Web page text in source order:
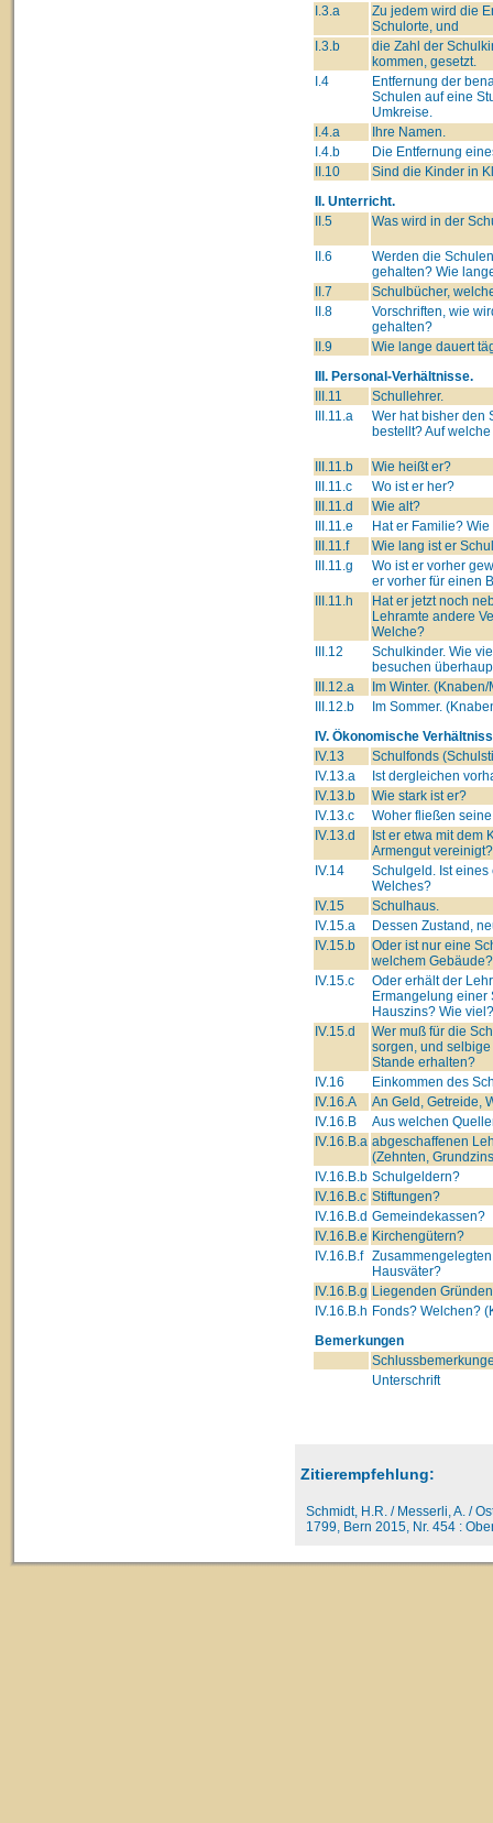
I.3.a
Zu jedem wird die
Schulorte, und
I.3.b
die Zahl der
kommen, gesetzt.
I.4
Entfernung der
Schulen auf eine
Umkreise.
I.4.a
Ihre Namen.
I.4.b
Die Entfernung
II.10
Sind die Kinder in
II. Unterricht.
II.5
Was wird in der
II.6
Werden die
gehalten? Wie
II.7
Schulbücher,
II.8
Vorschriften, wie
gehalten?
II.9
Wie lange dauert
III. Personal-Verhältnisse.
III.11
Schullehrer.
III.11.a
Wer hat bisher den
bestellt? Auf
III.11.b
Wie heißt er?
III.11.c
Wo ist er her?
III.11.d
Wie alt?
III.11.e
Hat er Familie?
III.11.f
Wie lang ist er
III.11.g
Wo ist er vorher
er vorher für einen
III.11.h
Hat er jetzt noch
Lehramte andere
Welche?
III.12
Schulkinder. Wie
besuchen
III.12.a
Im Winter.
III.12.b
Im Sommer.
IV. Ökonomische
IV.13
Schulfonds
IV.13.a
Ist dergleichen
IV.13.b
Wie stark ist er?
IV.13.c
Woher fließen
IV.13.d
Ist er etwa mit dem
Armengut vereinigt?
IV.14
Schulgeld. Ist eines
Welches?
IV.15
Schulhaus.
IV.15.a
Dessen Zustand,
IV.15.b
Oder ist nur eine
welchem Gebäude?
IV.15.c
Oder erhält der
Ermangelung einer
Hauszins? Wie viel?
IV.15.d
Wer muß für die
sorgen, und
Stande erhalten?
IV.16
Einkommen des
IV.16.A
An Geld, Getreide,
IV.16.B
Aus welchen
IV.16.B.a abgeschaffenen
(Zehnten,
IV.16.B.b Schulgeldern?
IV.16.B.c Stiftungen?
IV.16.B.d Gemeindekassen?
IV.16.B.e Kirchengütern?
IV.16.B.f
Hausväter?
IV.16.B.g Liegenden
IV.16.B.h Fonds? Welchen?
Bemerkungen
Unterschrift
Zitierempfehlung:
Schmidt, H.R. / Messerli, A. /
1799, Bern 2015, Nr. 454 :